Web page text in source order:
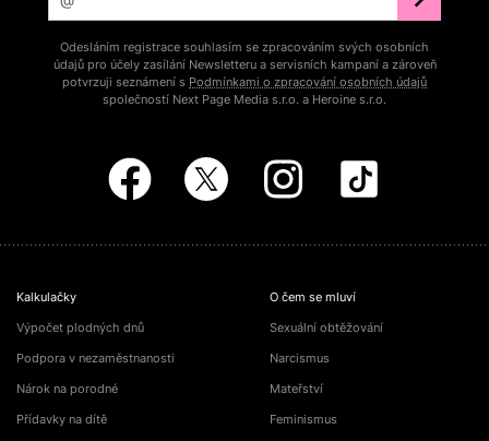
Odesláním registrace souhlasím se zpracováním svých osobních
údajů pro účely zasílání Newsletteru a servisních kampaní a zároveň
potvrzuji seznámení s Podmínkami o zpracování osobních údajů
společností Next Page Media s.r.o. a Heroine s.r.o.
Kalkulačky
Výpočet plodných dnů
Podpora v nezaměstnanosti
Nárok na porodné
Přídavky na dítě
O čem se mluví
Sexuální obtěžování
Narcismus
Mateřství
Feminismus